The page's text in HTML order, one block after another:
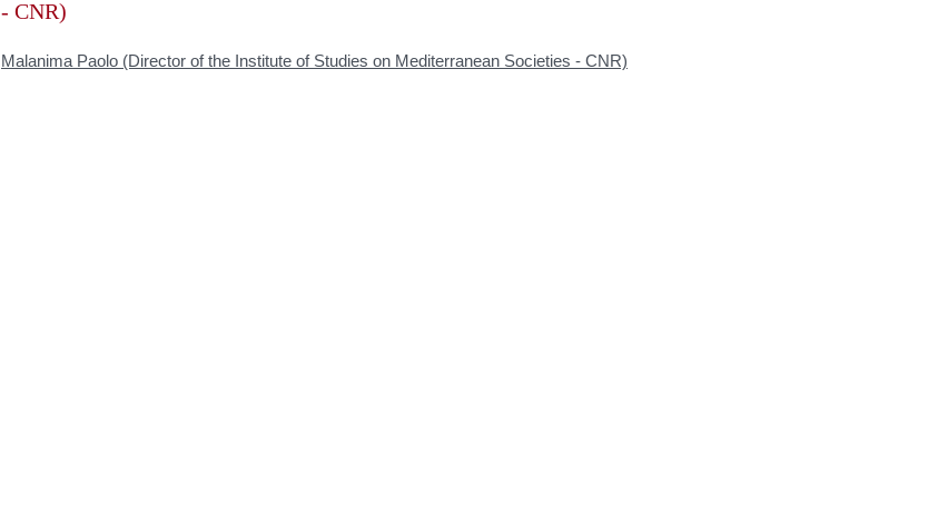
- CNR)
Malanima Paolo (Director of the Institute of Studies on Mediterranean Societies - CNR)